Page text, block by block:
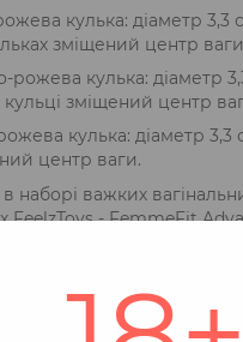
кулька: діаметр 3,3
зміщений центр
рожева кулька: діаметр
зміщений центр
кулька: діаметр 3,3
центр ваги.
в наборі важких
FeelzToys - FemmeFit
кінчику, а також легко і
за допомогою надійного